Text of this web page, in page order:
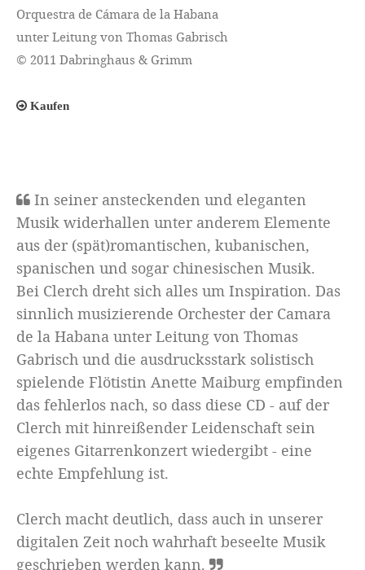
Orquestra de Cámara de la Habana
unter Leitung von Thomas Gabrisch
© 2011 Dabringhaus & Grimm
Kaufen
In seiner ansteckenden und eleganten
Musik widerhallen unter anderem Elemente
aus der (spät)romantischen, kubanischen,
spanischen und sogar chinesischen Musik.
Bei Clerch dreht sich alles um Inspiration. Das
sinnlich musizierende Orchester der Camara
de la Habana unter Leitung von Thomas
Gabrisch und die ausdrucksstark solistisch
spielende Flötistin Anette Maiburg empfinden
das fehlerlos nach, so dass diese CD - auf der
Clerch mit hinreißender Leidenschaft sein
eigenes Gitarrenkonzert wiedergibt - eine
echte Empfehlung ist.
Clerch macht deutlich, dass auch in unserer
digitalen Zeit noch wahrhaft beseelte Musik
geschrieben werden kann.